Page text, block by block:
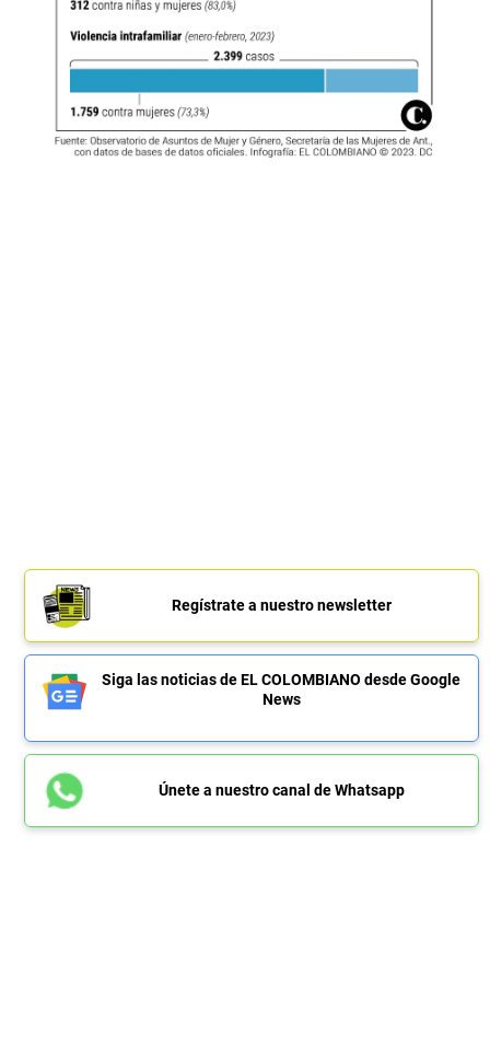
Regístrate a nuestro newsletter
Siga las noticias de EL COLOMBIANO desde Google
News
Únete a nuestro canal de Whatsapp